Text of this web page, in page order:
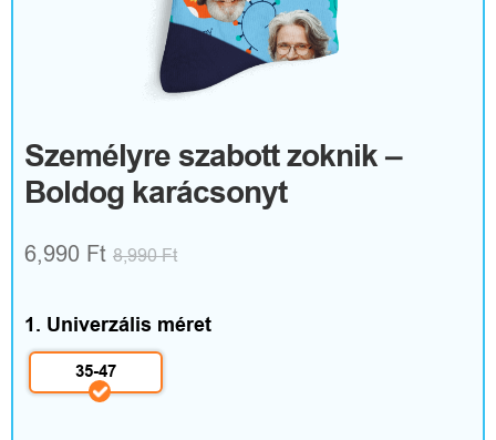
á
z
a
é
s
Személyre szabott zoknik –
Boldog karácsonyt
6,990 Ft 8,990Ft
1. Univerzális méret
35-47